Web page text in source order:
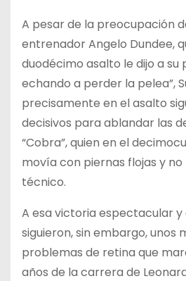
A pesar de la preocupación
entrenador Angelo Dundee,
duodécimo asalto le dijo a su
echando a perder la pelea”,
precisamente en el asalto
decisivos para ablandar las
“Cobra”, quien en el
movía con piernas flojas y no
técnico.
A esa victoria espectacular
siguieron, sin embargo, unos
problemas de retina que
años de la carrera de